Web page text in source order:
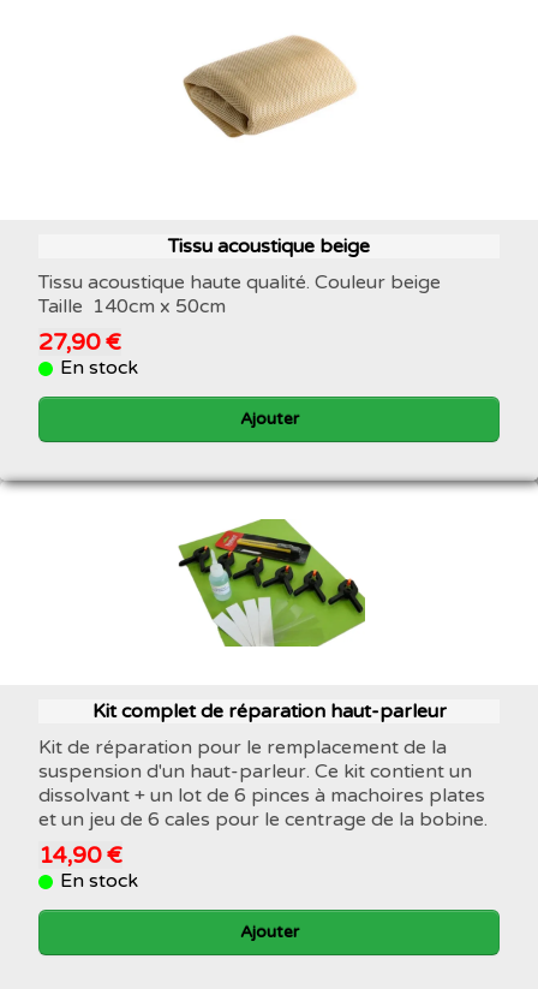
Tissu acoustique beige
Tissu acoustique haute qualité. Couleur beige
Taille 140cm x 50cm
27,90 €
En stock
Ajouter
Kit complet de réparation haut-parleur
Kit de réparation pour le remplacement de la
suspension d'un haut-parleur. Ce kit contient un
dissolvant + un lot de 6 pinces à machoires plates
et un jeu de 6 cales pour le centrage de la bobine.
14,90 €
En stock
Ajouter